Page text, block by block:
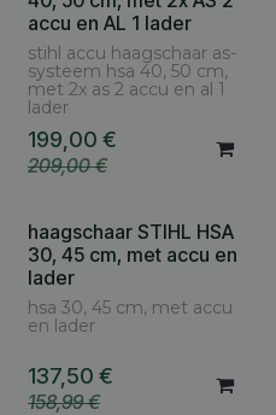
accu en AL 1 lader
stihl accu haagschaar as-
systeem hsa 40, 50 cm,
met 2x as 2 accu en al 1
lader
199,00 €
209,00€
Cashback AS € 30
haagschaar STIHL HSA
30, 45 cm, met accu en
lader
hsa 30, 45 cm, met accu
en lader
137,50 €
158,99€